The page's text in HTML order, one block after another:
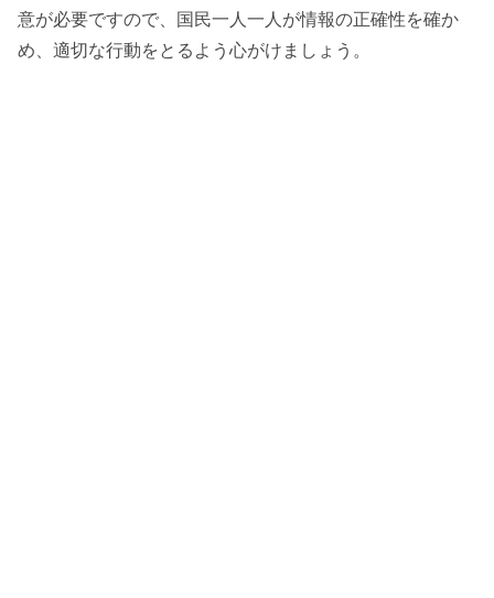
意が必要ですので、国民一人一人が情報の正確性を確か
め、適切な行動をとるよう心がけましょう。